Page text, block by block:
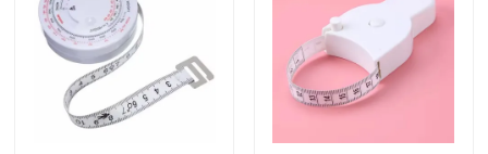
Μέτρο ταινιών διαμέτρων
Ζωικό βάρος που μετρά την ταινία